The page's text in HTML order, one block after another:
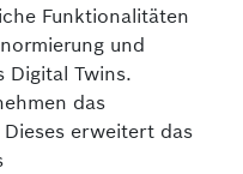
Funktionalitäten
und
Digital Twins.
das
erweitert das